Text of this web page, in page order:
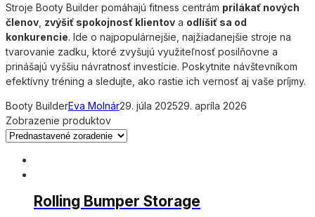
Stroje Booty Builder pomáhajú fitness centrám prilákať nových
členov zvýšiť spokojnosť klientov a odlíšiť sa od
konkurencie. Ide o najpopulárnejšie, najžiadanejšie stroje na
tvarovanie zadku, ktoré zvyšujú využiteľnosť posilňovne a
prinášajú vyššiu návratnosť investície. Poskytnite návštevníkom
efektívny tréning a sledujte, ako rastie ich vernosť aj vaše príjmy.
Booty BuilderEva Molnár29. júla 202529. apríla 2026
Zobrazenie produktov
Rolling Bumper Storage